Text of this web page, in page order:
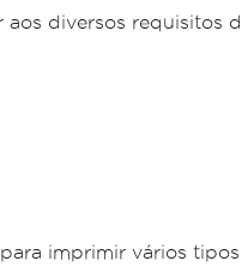
diversos requisitos
imprimir vários